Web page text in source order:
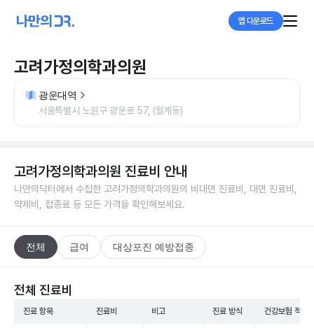
앱 다운로드
고려가정의학과의원
광운대역
서울특별시 노원구 광운로 57, (월계동)
고려가정의학과의원 진료비 안내
나만의닥터에서 수집한 고려가정의학과의원의 비대면 진료비, 대면 진료비,
약제비, 접종료 등 모든 가격을 확인해보세요.
전체 급여 대상포진 예방접종
전체 진료비
진료 항목 진료비 비고 진료 방식 건강보험 적용